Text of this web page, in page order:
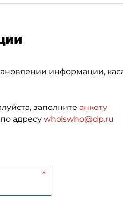
информации,
заполните анкету
адресу whoiswho@dp.ru